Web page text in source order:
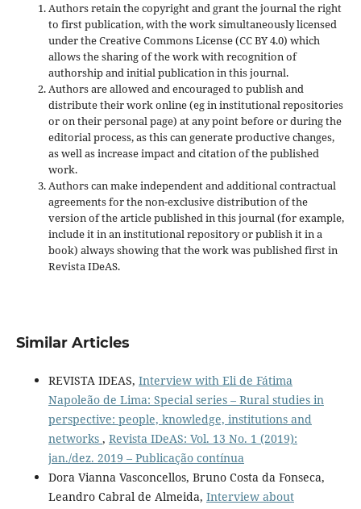
Authors retain the copyright and grant the journal the right
to first publication, with the work simultaneously licensed
under the Creative Commons License (CC BY 4.0) which
allows the sharing of the work with recognition of
authorship and initial publication in this journal.
Authors are allowed and encouraged to publish and
distribute their work online (eg in institutional repositories
or on their personal page) at any point before or during the
editorial process, as this can generate productive changes,
as well as increase impact andcitation of the published
work.
Authors can make independent and additional contractual
agreements for the non-exclusive distribution of the
version of the article published in this journal (for example,
include it in an institutional repository or publish it in a
book) always showing that the work was published firstin
Revista IDeAS.
Similar Articles
REVISTA IDEAS, Interview with Eli de Fátima
Napoleão de Lima: Special series – Rural studies in
perspective: people, knowledge, institutions and
networks , Revista IDeAS: Vol. 13 No. 1 (2019):
jan./dez. 2019 – Publicação contínua
Dora Vianna Vasconcellos, Bruno Costa da Fonseca,
Leandro Cabral de Almeida, Interview about